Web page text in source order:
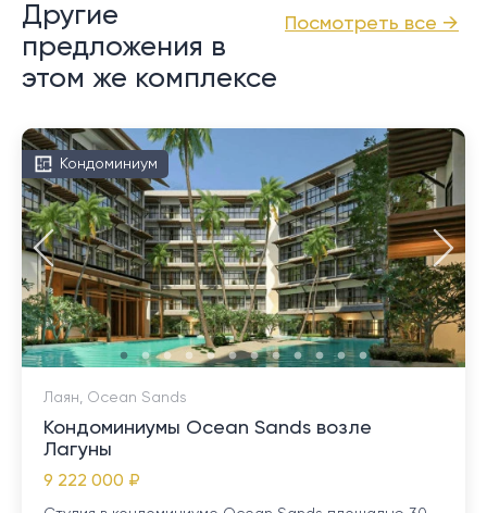
Посмотреть все →
Другие
предложения в
этом же комплексе
Кондоминиум
Лаян, Ocean Sands
Кондоминиумы Ocean Sands возле
Лагуны
9 222 000 ₽